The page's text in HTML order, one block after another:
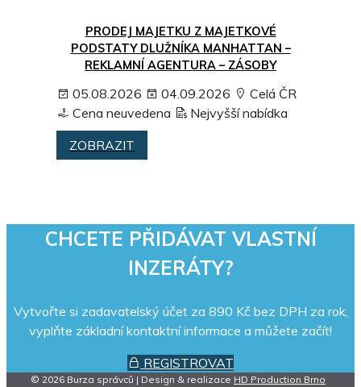
PRODEJ MAJETKU Z MAJETKOVÉ
PODSTATY DLUŽNÍKA MANHATTAN –
REKLAMNÍ AGENTURA – ZÁSOBY
05.08.2026 04.09.2026
Celá ČR
Cena neuvedena
Nejvyšší nabídka
ZOBRAZIT
CHCETE PŘIDÁVAT VLASTNÍ
INZERÁTY?
Vytvořte si zadavatelský účet za 890 Kč bez DPH za rok,
vyplňte základní kontaktní informace a můžete začít!
REGISTROVAT
© 2026 Burza správců | Design & realizace HD Production Brno